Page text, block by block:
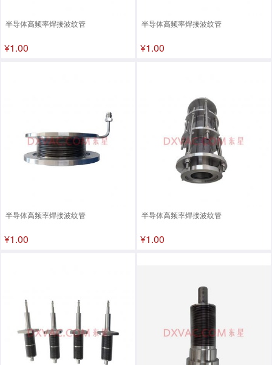
半导体高频率焊接波纹管
¥1.00
半导体高频率焊接波纹管
¥1.00
半导体高频率焊接波纹管
¥1.00
半导体高频率焊接波纹管
¥1.00